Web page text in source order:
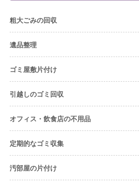
粗大ごみの回収
遺品整理
ゴミ屋敷片付け
引越しのゴミ回収
オフィス・飲食店の不用品
定期的なゴミ収集
汚部屋の片付け